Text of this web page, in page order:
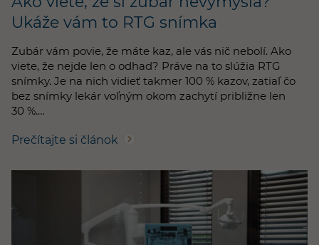
Ukáže vám to RTG snímka
Zubár vám povie, že máte kaz, ale vás nič nebolí. Ako
viete, že nejde len o odhad? Práve na to slúžia RTG
snímky. Je na nich vidieť takmer 100 % kazov, zatiaľ čo
bez snímky lekár voľným okom zachytí približne len
30 %.…
Prečítajte si článok